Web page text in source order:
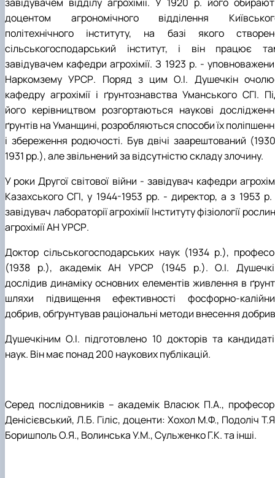
завідувачем відділу агрохімії. У 1920 р. його
доцентом агрономічного відділення
політехнічного інституту, на базі якого
сільськогосподарський інститут, і він працює
завідувачем кафедри агрохімії. З 1923 р. -
Наркомзему УРСР. Поряд з цим О.І. Душечкін
кафедру агрохімії і ґрунтознавства Уманського СГІ.
його керівництвом розгортаються наукові
ґрунтів на Уманщині, розробляються способи їх
і збереження родючості. Був двічі заарештований
1931 рр.), але звільнений за відсутністю складу злочину.
У роки Другої світової війни - завідувач кафедри
Казахського СГІ, у 1944-1953 рр. - директор, а з 1953
завідувач лабораторії агрохімії Інституту фізіології
агрохімії АН УРСР.
Доктор сільськогосподарських наук (1934 р.),
(1938 р.), академік АН УРСР (1945 р.). О.І.
дослідив динаміку основних елементів живлення в
шляхи підвищення ефективності фосфорно-
добрив, обґрунтував раціональні методи внесення
Душечкіним О.І. підготовлено 10 докторів та
наук. Він має понад 200 наукових публікацій.
Серед послідовників – академік Власюк П.А.,
Денісієвський, Л.Б. Гіліс, доценти: Хохол М.Ф., Подоліч
Боришполь О.Я., Волинська У.М., Сульженко Г.К. та інші.